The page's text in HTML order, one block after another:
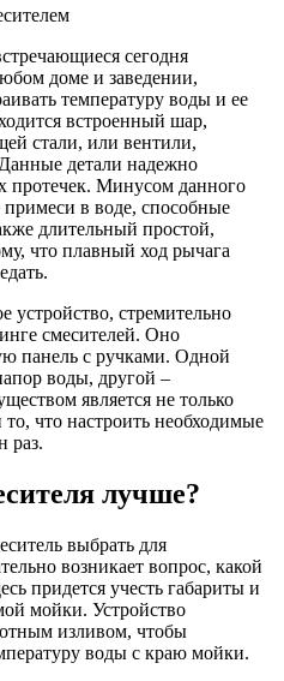
сегодня
доме и заведении,
температуру воды и ее
встроенный шар,
стали, или вентили,
детали надежно
протечек. Минусом данного
примеси в воде, способные
длительный простой,
что плавный ход рычага
устройство, стремительно
смесителей. Оно
панель с ручками. Одной
воды, другой –
является не только
что настроить необходимые
раз.
лучше?
выбрать для
возникает вопрос, какой
придется учесть габариты и
мойки. Устройство
изливом, чтобы
воды с краю мойки.